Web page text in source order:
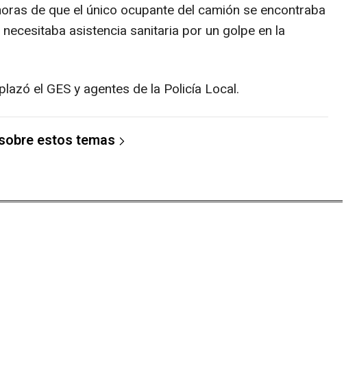
de que el único ocupante del camión se encontraba
asistencia sanitaria por un golpe en la
el GES y agentes de la Policía Local.
estos temas